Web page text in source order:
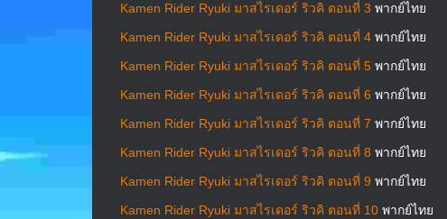
Kamen Rider Ryuki มาสไรเดอร์ ริวคิ ตอนที่ 3 พากย์ไทย
Kamen Rider Ryuki มาสไรเดอร์ ริวคิ ตอนที่ 4 พากย์ไทย
Kamen Rider Ryuki มาสไรเดอร์ ริวคิ ตอนที่ 5 พากย์ไทย
Kamen Rider Ryuki มาสไรเดอร์ ริวคิ ตอนที่ 6 พากย์ไทย
Kamen Rider Ryuki มาสไรเดอร์ ริวคิ ตอนที่ 7 พากย์ไทย
Kamen Rider Ryuki มาสไรเดอร์ ริวคิ ตอนที่ 8 พากย์ไทย
Kamen Rider Ryuki มาสไรเดอร์ ริวคิ ตอนที่ 9 พากย์ไทย
Kamen Rider Ryuki มาสไรเดอร์ ริวคิ ตอนที่ 10 พากย์ไทย